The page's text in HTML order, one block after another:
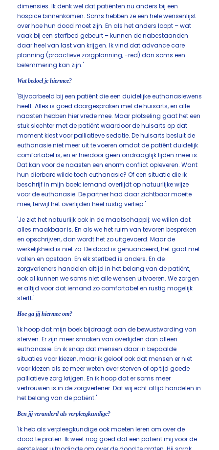
dimensies. Ik denk wel dat patiënten nu anders bij een
hospice binnenkomen. Soms hebben ze een hele wensenlijst
over hoe hun dood moet zijn. En als het anders loopt – wat
vaak bij een sterfbed gebeurt – kunnen de nabestaanden
daar heel van last van krijgen. Ik vind dat advance care
planning (proactieve zorgplanning, -red) dan soms een
belemmering kan zijn.'
Wat bedoel je hiermee?
'Bijvoorbeeld bij een patiënt die een duidelijke euthanasiewens
heeft. Alles is goed doorgesproken met de huisarts, en alle
naasten hebben hier vrede mee. Maar plotseling gaat het een
stuk slechter met de patiënt waardoor de huisarts op dat
moment kiest voor palliatieve sedatie. De huisarts besluit de
euthanasie niet meer uit te voeren omdat de patiënt duidelijk
comfortabel is, en er hierdoor geen ondraaglijk lijden meer is.
Dat kan voor de naasten een enorm conflict opleveren. Want
hun dierbare wilde toch euthanasie? Of een situatie die ik
beschrijf in mijn boek: iemand overlijdt op natuurlijke wijze
voor de euthanasie. De partner had daar zichtbaar moeite
mee, terwijl het overlijden heel rustig verliep.'
'Je ziet het natuurlijk ook in de maatschappij: we willen dat
alles maakbaar is. En als we het ruim van tevoren bespreken
en opschrijven, dan wordt het zo uitgevoerd. Maar de
werkelijkheid is niet zo. De dood is genuanceerd, het gaat met
vallen en opstaan. En elk sterfbed is anders. En de
zorgverleners handelen altijd in het belang van de patiënt,
ook al kunnen we soms niet alle wensen uitvoeren. We zorgen
er altijd voor dat iemand zo comfortabel en rustig mogelijk
sterft.'
Hoe ga jij hiermee om?
'Ik hoop dat mijn boek bijdraagt aan de bewustwording van
sterven. Er zijn meer smaken van overlijden dan alleen
euthanasie. En ik snap dat mensen daar in bepaalde
situaties voor kiezen, maar ik geloof ook dat mensen er niet
voor kiezen als ze meer weten over sterven of op tijd goede
palliatieve zorg krijgen. En ik hoop dat er soms meer
vertrouwen is in de zorgverlener. Dat wij echt altijd handelen in
het belang van de patiënt.'
Ben jij veranderd als verpleegkundige?
'Ik heb als verpleegkundige ook moeten leren om over de
dood te praten. Ik weet nog goed dat een patiënt mij voor de